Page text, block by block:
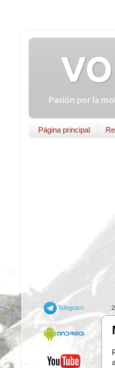
Pasión por la
Página principal